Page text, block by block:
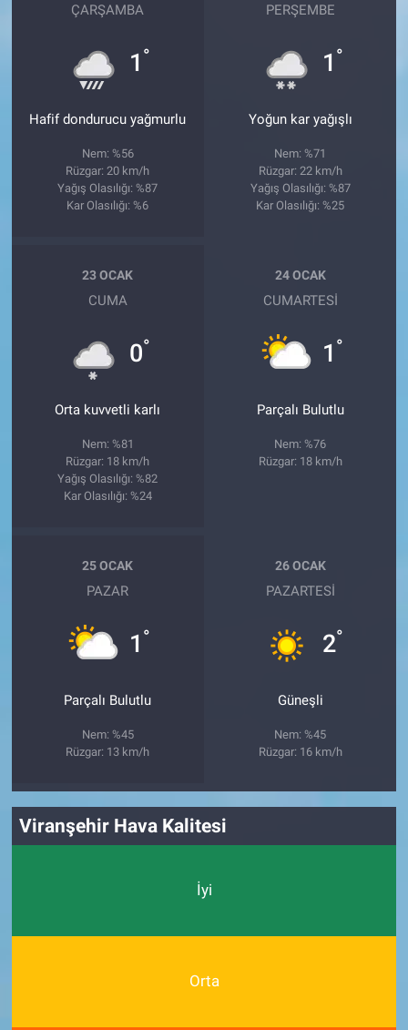
ÇARŞAMBA
1 °
Hafif dondurucu yağmurlu
Nem: %56
Rüzgar: 20 km/h
Yağış Olasılığı: %87
Kar Olasılığı: %6
PERŞEMBE
1 °
Yoğun kar yağışlı
Nem: %71
Rüzgar: 22 km/h
Yağış Olasılığı: %87
Kar Olasılığı: %25
23 OCAK
CUMA
0°
Orta kuvvetli karlı
Nem: %81
Rüzgar: 18 km/h
Yağış Olasılığı: %82
Kar Olasılığı: %24
24 OCAK
CUMARTESI
1 °
Parçalı Bulutlu
Nem: %76
Rüzgar: 18 km/h
25 OCAK
PAZAR
1 °
Parçalı Bulutlu
Nem: %45
Rüzgar: 13 km/h
26 OCAK
PAZARTESI
2°
Güneşli
Nem: %45
Rüzgar: 16 km/h
Viranşehir Hava Kalitesi
İyi
Orta